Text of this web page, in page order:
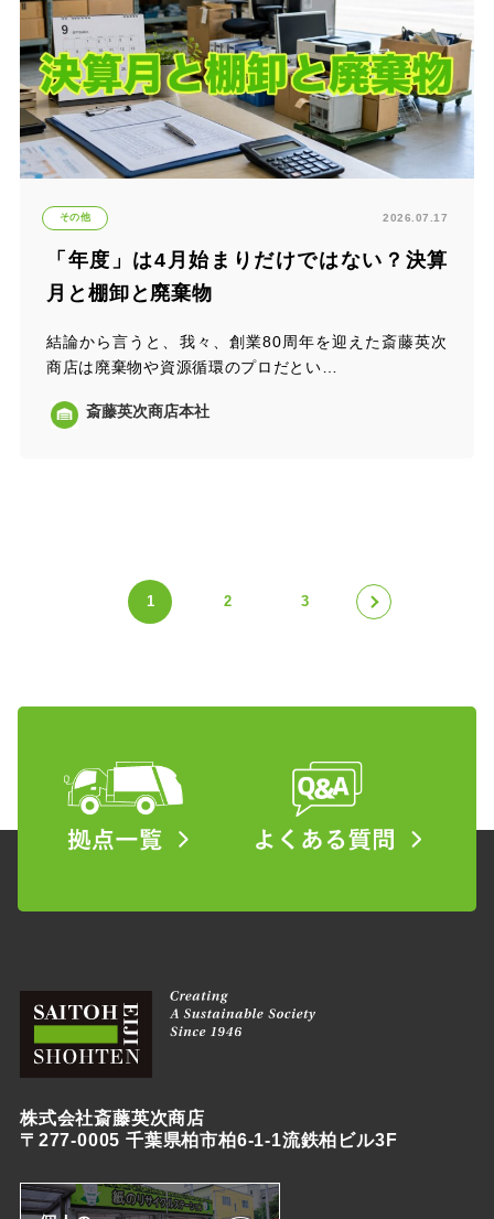
その他 2026.07.17
「年度」は4月始まりだけではない？決算
月と棚卸と廃棄物
結論から言うと、我々、創業80周年を迎えた斎藤英次
商店は廃棄物や資源循環のプロだとい…
斎藤英次商店本社
1 2 3 «
株式会社斎藤英次商店
〒277-0005 千葉県柏市柏6-1-1流鉄柏ビル3F